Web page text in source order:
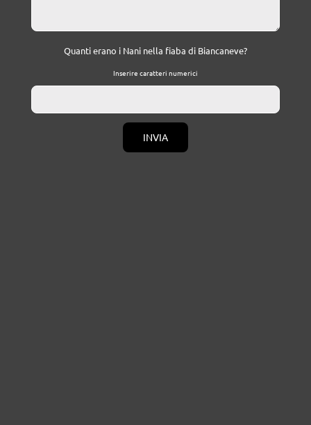
Quanti erano i Nani nella fiaba di Biancaneve?
Inserire caratteri numerici